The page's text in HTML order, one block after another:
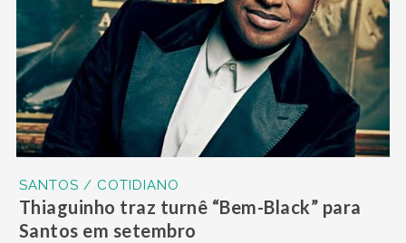
SANTOS / COTIDIANO
Thiaguinho traz turnê “Bem-Black” para
Santos em setembro